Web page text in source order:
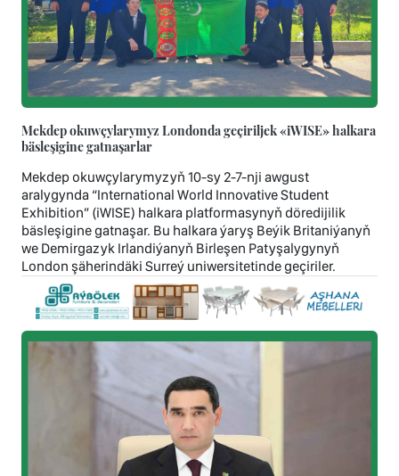
Mekdep okuwçylarymyz Londonda geçiriljek «iWISE» halkara
bäsleşigine gatnaşarlar
Mekdep okuwçylarymyzyň 10-sy 2-7-nji awgust
aralygynda “International World Innovative Student
Exhibition” (iWISE) halkara platformasynyň döredijilik
bäsleşigine gatnaşar. Bu halkara ýaryş Beýik Britaniýanyň
we Demirgazyk Irlandiýanyň Birleşen Patyşalygynyň
London şäherindäki Surreý uniwersitetinde geçiriler.